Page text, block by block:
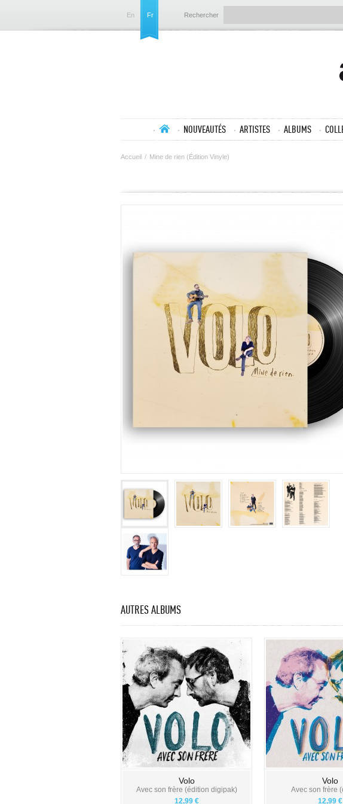
En Fr Rechercher
NOUVEAUTÉS ARTISTES ALBUMS
Accueil / Mine de rien (Édition Vinyle)
AUTRES ALBUMS
Volo
Avec son frère (édition digipak)
12,99 €
Volo
Avec son frère
12,99 €